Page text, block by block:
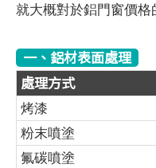
就大概對於鋁門窗價格
一、鋁材表面處理
處理方式
烤漆
粉末噴塗
氟碳噴塗